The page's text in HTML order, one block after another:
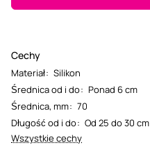
Cechy
Materiał: Silikon
Średnica od i do: Ponad 6 cm
Średnica, mm: 70
Długość od i do: Od 25 do 30 cm
Wszystkie cechy